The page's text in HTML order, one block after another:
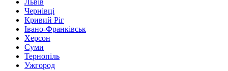
Львів
Чернівці
Кривий Ріг
Івано-Франківськ
Херсон
Суми
Тернопіль
Ужгород